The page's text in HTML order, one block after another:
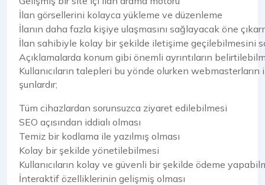
İlan görsellerini kolayca yükleme ve düzenleme
İlanın daha fazla kişiye ulaşmasını sağlayacak öne
İlan sahibiyle kolay bir şekilde iletişime geçilebilmesini
Açıklamalarda konum gibi önemli ayrıntıların
Kullanıcıların talepleri bu yönde olurken webmasterların
şunlardır;
Tüm cihazlardan sorunsuzca ziyaret edilebilmesi
SEO açısından iddialı olması
Temiz bir kodlama ile yazılmış olması
Kolay bir şekilde yönetilebilmesi
Kullanıcıların kolay ve güvenli bir şekilde ödeme
İnteraktif özelliklerinin gelişmiş olması